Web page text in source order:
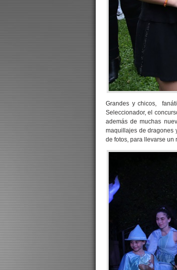
Grandes y chicos,
Seleccionador, el
además de muchas
maquillajes de dragones
de fotos, para llevarse un